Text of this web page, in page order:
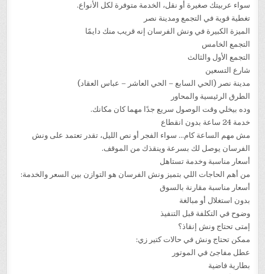
سواء عربيتك صغيرة أو نقل، الخدمة متوفرة لكل الأنواع.
تغطية قوية في التجمع ومدينة نصر
الميزة الكبيرة في ونش الفرسان إنه قريب منك دايمًا
التجمع الخامس
التجمع الأول والثالث
شارع التسعين
مدينة نصر (الحي السابع – الحي العاشر – عباس العقاد)
الطرق الرئيسية والمحاور
وده بيخلي وقت الوصول سريع جدًا مهما كان مكانك.
خدمة 24 ساعة بدون انقطاع
مش مهم الساعة كام… سواء الفجر أو نص الليل، تقدر تعتمد على ونش
الفرسان يوصل لك بسرعة وينقذك من الموقف.
أسعار مناسبة وخدمة تستاهل
من أهم الحاجات اللي بتميز ونش الفرسان هو التوازن بين السعر والخدمة:
أسعار مناسبة مقارنة بالسوق
بدون استغلال أو مبالغة
وضوح في التكلفة قبل التنفيذ
إمتى تحتاج ونش إنقاذ؟
ممكن تحتاج ونش في حالات كتير زي:
عطل مفاجئ في الموتور
بطارية فاضية